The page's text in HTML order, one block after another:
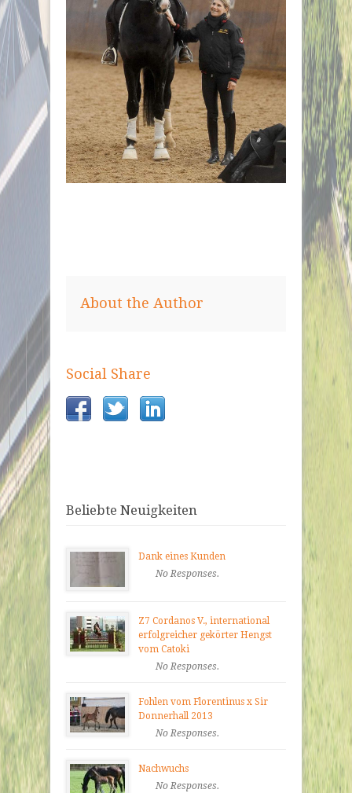
About the Author
Social Share
Beliebte Neuigkeiten
Dank eines Kunden
No Responses.
Z7 Cordanos V., international
erfolgreicher gekörter Hengst
vom Catoki
No Responses.
Fohlen vom Florentinus x Sir
Donnerhall 2013
No Responses.
Nachwuchs
No Responses.